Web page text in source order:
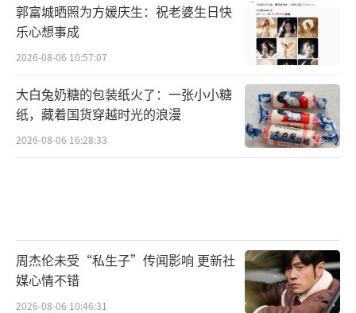
郭富城晒照为方媛庆生：祝老婆生日快
乐心想事成
2026-08-06 10:57:07
大白兔奶糖的包装纸火了：一张小小糖
纸，藏着国货穿越时光的浪漫
2026-08-06 16:28:33
周杰伦未受“私生子”传闻影响 更新社
媒心情不错
2026-08-06 10:46:31